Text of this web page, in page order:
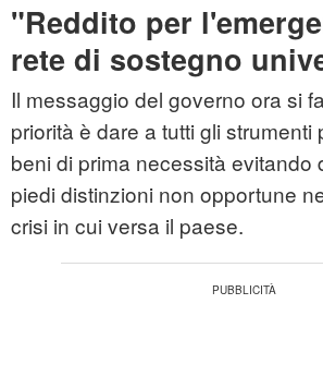
"Reddito per
rete di sostegno
Il messaggio del governo ora si
priorità è dare a tutti gli strumenti
beni di prima necessità evitando
piedi distinzioni non opportune
crisi in cui versa il paese.